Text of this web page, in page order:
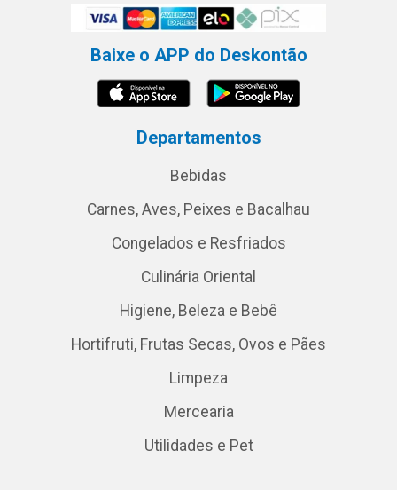
Baixe o APP do Deskontão
Departamentos
Bebidas
Carnes, Aves, Peixes e Bacalhau
Congelados e Resfriados
Culinária Oriental
Higiene, Beleza e Bebê
Hortifruti, Frutas Secas, Ovos e Pães
Limpeza
Mercearia
Utilidades e Pet